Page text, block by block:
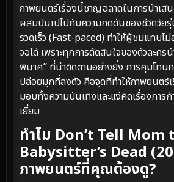
ภาพยนตร์เรื่องนี้ชาญฉลาดในการนำเ
ผสมปนเปไปกับความกดดันของชีวิตวัยรุ่
รวดเร็ว (Fast-paced) ทำให้ผู้ชมแทบไม่
จอได้ เพราะทุกการตัดสินใจของตัวละคร
พินาศ” ที่น่าติดตามอย่างยิ่ง การคุมโทนภ
ปล่อยมุกที่ลงตัว คือจุดที่ทำให้ภาพยนตร์
มอบทั้งความบันเทิงและแง่คิดเรื่องการก้
เยี่ยม
ทำไม Don’t Tell Mom
Babysitter’s Dead
ภาพยนตร์ที่คุณต้องดู?